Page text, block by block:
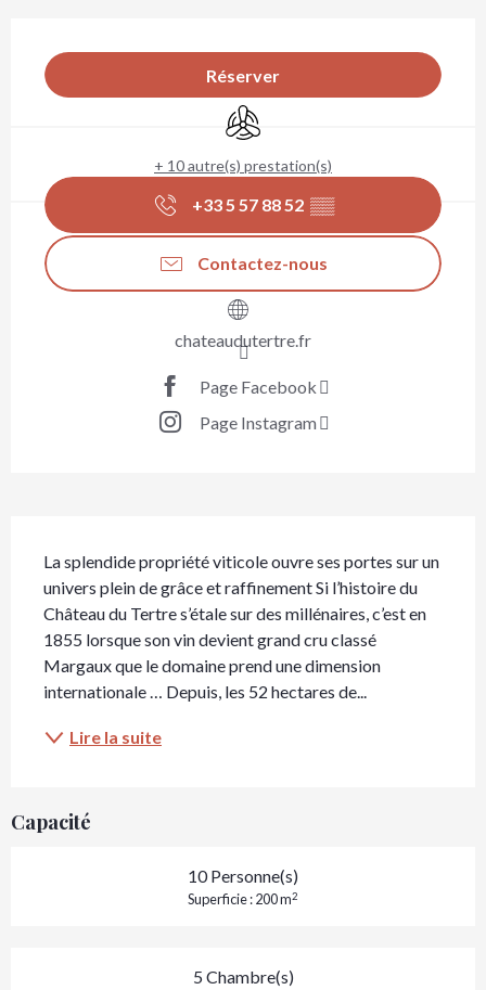
Réserver
Air conditionné
+ 10 autre(s) prestation(s)
+33 5 57 88 52 ▒▒
Contactez-nous
chateaudutertre.fr
Page Facebook
Page Instagram
La splendide propriété viticole ouvre ses portes sur un
univers plein de grâce et raffinement Si l’histoire du
Château du Tertre s’étale sur des millénaires, c’est en
1855 lorsque son vin devient grand cru classé
Margaux que le domaine prend une dimension
internationale … Depuis, les 52 hectares de...
Lire la suite
Capacité
10 Personne(s)
Superficie : 200 m2
5 Chambre(s)